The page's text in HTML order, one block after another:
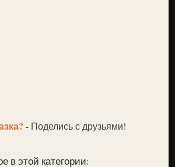
- Поделись с друзьями!
в этой категории: